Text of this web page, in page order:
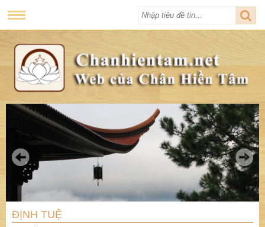
ĐỊNH TUỆ